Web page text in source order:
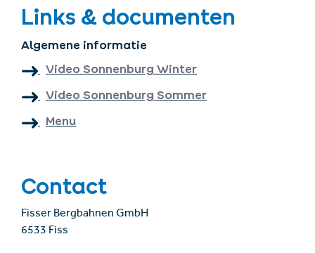
Links & documenten
Algemene informatie
Video Sonnenburg Winter
Video Sonnenburg Sommer
Menu
Contact
Fisser Bergbahnen GmbH
6533 Fiss